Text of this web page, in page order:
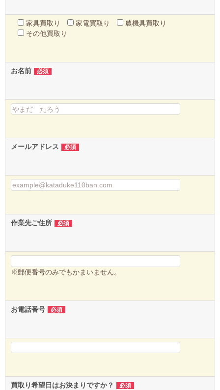
家具買取り 家電買取り
農機具買取り
その他買取り
お名前 必須
メールアドレス 必須
作業先ご住所 必須
※郵便番号のみでもかまいません。
お電話番号 必須
買取り希望日はお決まりですか？ 必須